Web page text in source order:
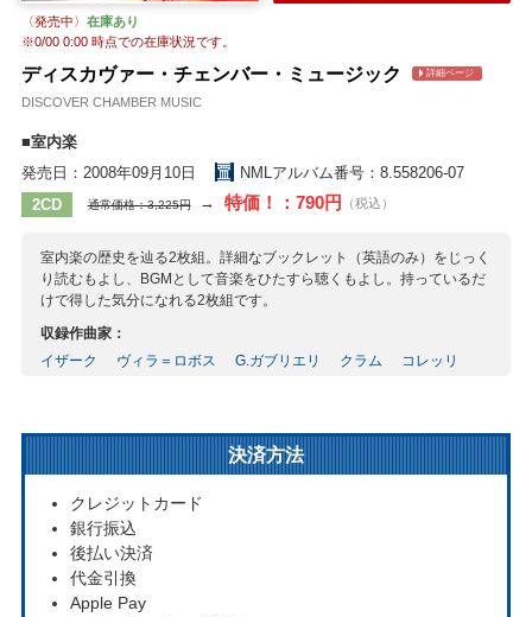
〈発売中〉 在庫あり
※0/00 0:00時点での在庫状況です。
ディスカヴァー・チェンバー・ミュージック 詳細ページ
DISCOVER CHAMBER MUSIC
■室内楽
発売日：2008年09月10日
NMLアルバム番号：8.558206-07
2CD
通常価格：3,225円 → 特価！：790円 （税込）
室内楽の歴史を辿る2枚組。詳細なブックレット（英語のみ）をじっく
り読むもよし、BGMとして音楽をひたすら聴くもよし。持っているだ
けで得した気分になれる2枚組です。
収録作曲家：
イザーク
ヴィラ＝ロボス G.ガブリエリ クラム
コレッリ
ドヴォルザーク
ドビュッシー バード ハイドン
J.S.バッハ
フランク ベートーヴェン
ボラン（ボリング）
マックスウェル=デイヴィス
メンデルスゾーン
決済方法
クレジットカード
銀行振込
後払い決済
代金引換
Apple Pay